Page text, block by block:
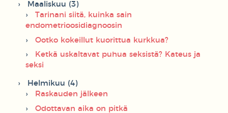
Maaliskuu (3)
Tarinani siitä, kuinka sain
endometrioosidiagnoosin
Ootko kokeillut kuorittua kurkkua?
Ketkä uskaltavat puhua seksistä? Kateus ja
seksi
Helmikuu (4)
Raskauden jälkeen
Odottavan aika on pitkä